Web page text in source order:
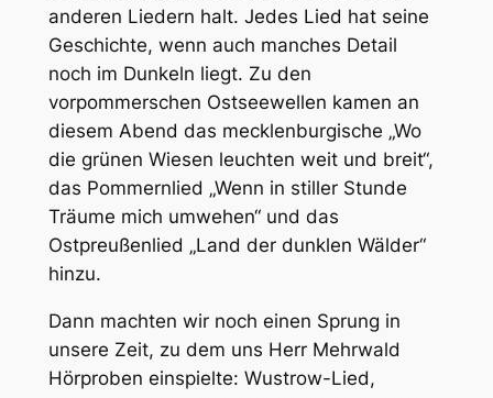
anderen Liedern halt. Jedes Lied hat seine
Geschichte, wenn auch manches Detail
noch im Dunkeln liegt. Zu den
vorpommerschen Ostseewellen kamen an
diesem Abend das mecklenburgische „Wo
die grünen Wiesen leuchten weit und breit“,
das Pommernlied „Wenn in stiller Stunde
Träume mich umwehen“ und das
Ostpreußenlied „Land der dunklen Wälder“
hinzu.
Dann machten wir noch einen Sprung in
unsere Zeit, zu dem uns Herr Mehrwald
Hörproben einspielte: Wustrow-Lied,